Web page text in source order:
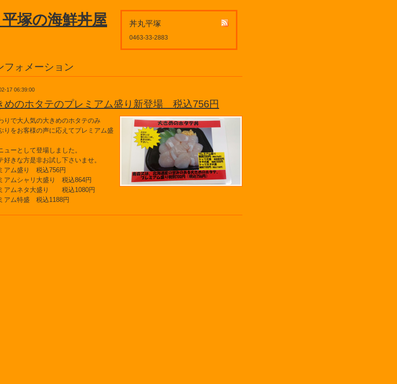
丼丸平塚
0463-33-2883
塚の海鮮丼屋
フォメーション
17 06:39:00
めのホタテのプレミアム盛り新登場 税込756円
りで大人気の大きめのホタテのみ
りをお客様の声に応えてプレミアム盛
ューとして登場しました。
好きな方是非お試し下さいませ。
アム盛り 税込756円
アムシャリ大盛り 税込864円
アムネタ大盛り 税込1080円
アム特盛 税込1188円